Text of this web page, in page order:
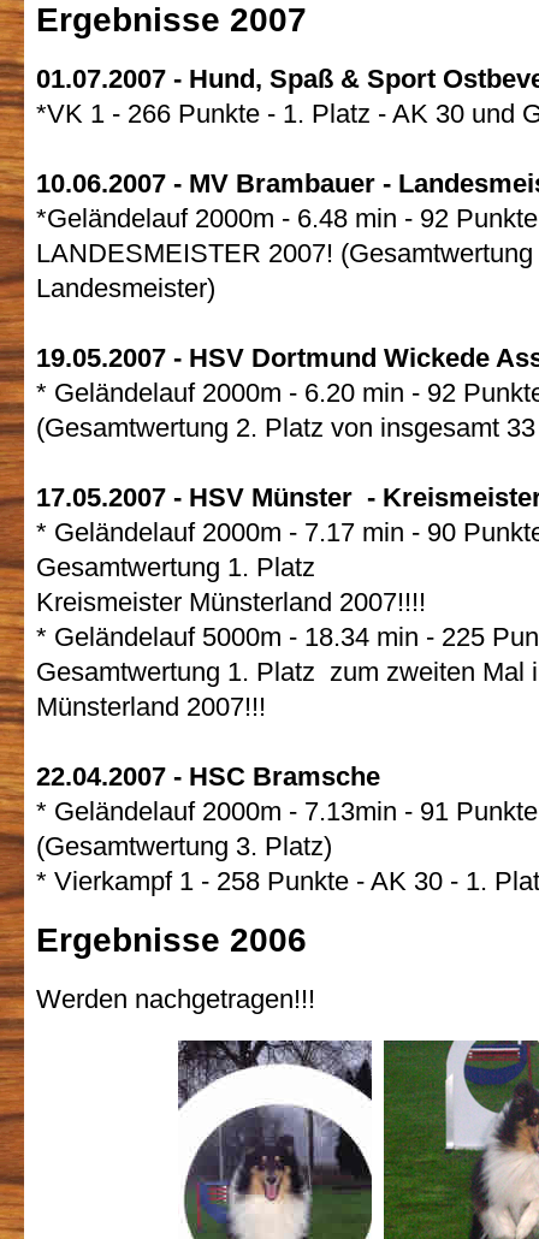
Ergebnisse 2007
01.07.2007 - Hund, Spaß & Sport
*VK 1 - 266 Punkte - 1. Platz - AK 30 und
10.06.2007 - MV Brambauer -
*Geländelauf 2000m - 6.48 min - 92
LANDESMEISTER 2007!
Landesmeister)
19.05.2007 - HSV Dortmund Wickede
* Geländelauf 2000m - 6.20 min - 92
(Gesamtwertung 2. Platz von insgesamt
17.05.2007 - HSV Münster -
* Geländelauf 2000m - 7.17 min - 90
Gesamtwertung 1. Platz
Kreismeister Münsterland 2007!!!!
* Geländelauf 5000m - 18.34 min - 225
Gesamtwertung 1. Platz zum zweiten Mal
Münsterland 2007!!!
22.04.2007 - HSC Bramsche
* Geländelauf 2000m - 7.13min - 91
(Gesamtwertung 3. Platz)
* Vierkampf 1 - 258 Punkte - AK 30 - 1.
Ergebnisse 2006
Werden nachgetragen!!!